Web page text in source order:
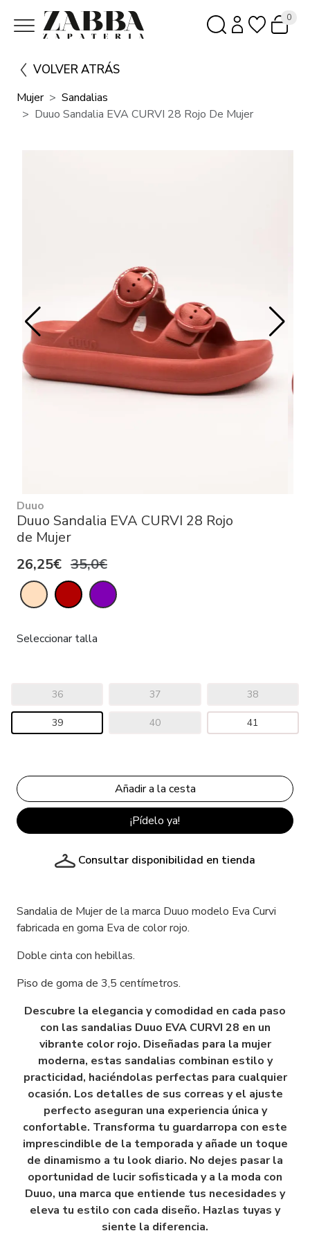
0
VOLVER ATRÁS
Mujer
Sandalias
Duuo Sandalia EVA CURVI 28 Rojo De Mujer
Duuo
Duuo Sandalia EVA CURVI 28 Rojo
de Mujer
26,25€ 35,0€
Seleccionar talla
36 37 38
39 40 41
¡Pídelo ya!
Consultar disponibilidad en tienda
Sandalia de Mujer de la marca Duuo modelo Eva Curvi
fabricada en goma Eva de color rojo.
Doble cinta con hebillas.
Piso de goma de 3,5 centímetros.
Descubre la elegancia y comodidad en cada paso
con las sandalias Duuo EVA CURVI 28 en un
vibrante color rojo. Diseñadas para la mujer
moderna, estas sandalias combinan estilo y
practicidad, haciéndolas perfectas para cualquier
ocasión. Los detalles de sus correas y el ajuste
perfecto aseguran una experiencia única y
confortable. Transforma tu guardarropa con este
imprescindible de la temporada y añade un toque
de dinamismo a tu look diario. No dejes pasar la
oportunidad de lucir sofisticada y a la moda con
Duuo, una marca que entiende tus necesidades y
eleva tu estilo con cada diseño. Hazlas tuyas y
siente la diferencia.